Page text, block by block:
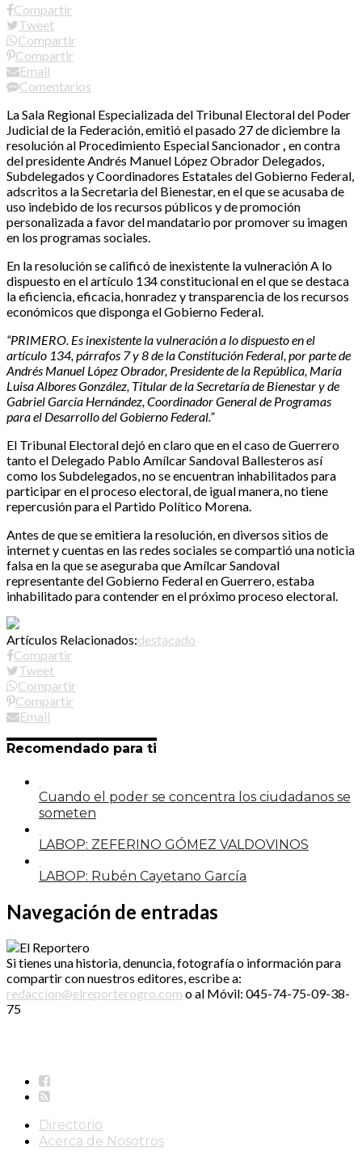
Compartir
Tweet
Compartir
Compartir
Email
Comentarios
La Sala Regional Especializada del Tribunal Electoral del Poder
Judicial de la Federación, emitió el pasado 27 de diciembre la
resolución al Procedimiento Especial Sancionador en contra
del presidente Andrés Manuel López Obrador Delegados,
Subdelegados y Coordinadores Estatales del Gobierno Federal,
adscritos a la Secretaria del Bienestar, en el que se acusaba de
uso indebido de los recursos públicos y de promoción
personalizada a favor del mandatario por promover su imagen
en los programas sociales.
En la resolución se calificó de inexistente la vulneración A lo
dispuesto en el artículo 134 constitucional en el que se destaca
la eficiencia, eficacia, honradez y transparencia de los recursos
económicos que disponga el Gobierno Federal.
“PRIMERO. Es inexistente la vulneración a lo dispuesto en el
artículo 134, párrafos 7 y 8 de la Constitución Federal, por parte de
Andrés Manuel López Obrador, Presidente de la República, María
Luisa Albores González, Titular de la Secretaría de Bienestar y de
Gabriel García Hernández, Coordinador General de Programas
para el Desarrollo del Gobierno Federal.”
El Tribunal Electoral dejó en claro que en el caso de Guerrero
tanto el Delegado Pablo Amílcar Sandoval Ballesteros así
como los Subdelegados, no se encuentran inhabilitados para
participar en el proceso electoral, de igual manera, no tiene
repercusión para el Partido Político Morena.
Antes de que se emitiera la resolución, en diversos sitios de
internet y cuentas en las redes sociales se compartió una noticia
falsa en la que se aseguraba que Amílcar Sandoval
representante del Gobierno Federal en Guerrero, estaba
inhabilitado para contender en el próximo proceso electoral.
Artículos Relacionados:destacado
Compartir
Tweet
Compartir
Compartir
Email
Recomendado para ti
Cuando el poder se concentra los ciudadanos se
someten
LABOP: ZEFERINO GÓMEZ VALDOVINOS
LABOP: Rubén Cayetano García
Navegación de entradas
Si tienes una historia, denuncia, fotografía o información para
compartir con nuestros editores, escribe a:
redaccion@elreporterogro.com o al Móvil: 045-74-75-09-38-
75
Directorio
Acerca de Nosotros